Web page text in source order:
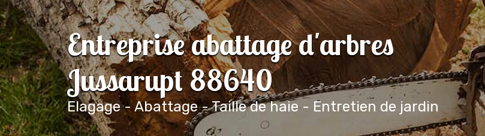
Entreprise abattage d'arbres
Jussarupt 88640
Elagage - Abattage - Taille de haie - Entretien de jardin